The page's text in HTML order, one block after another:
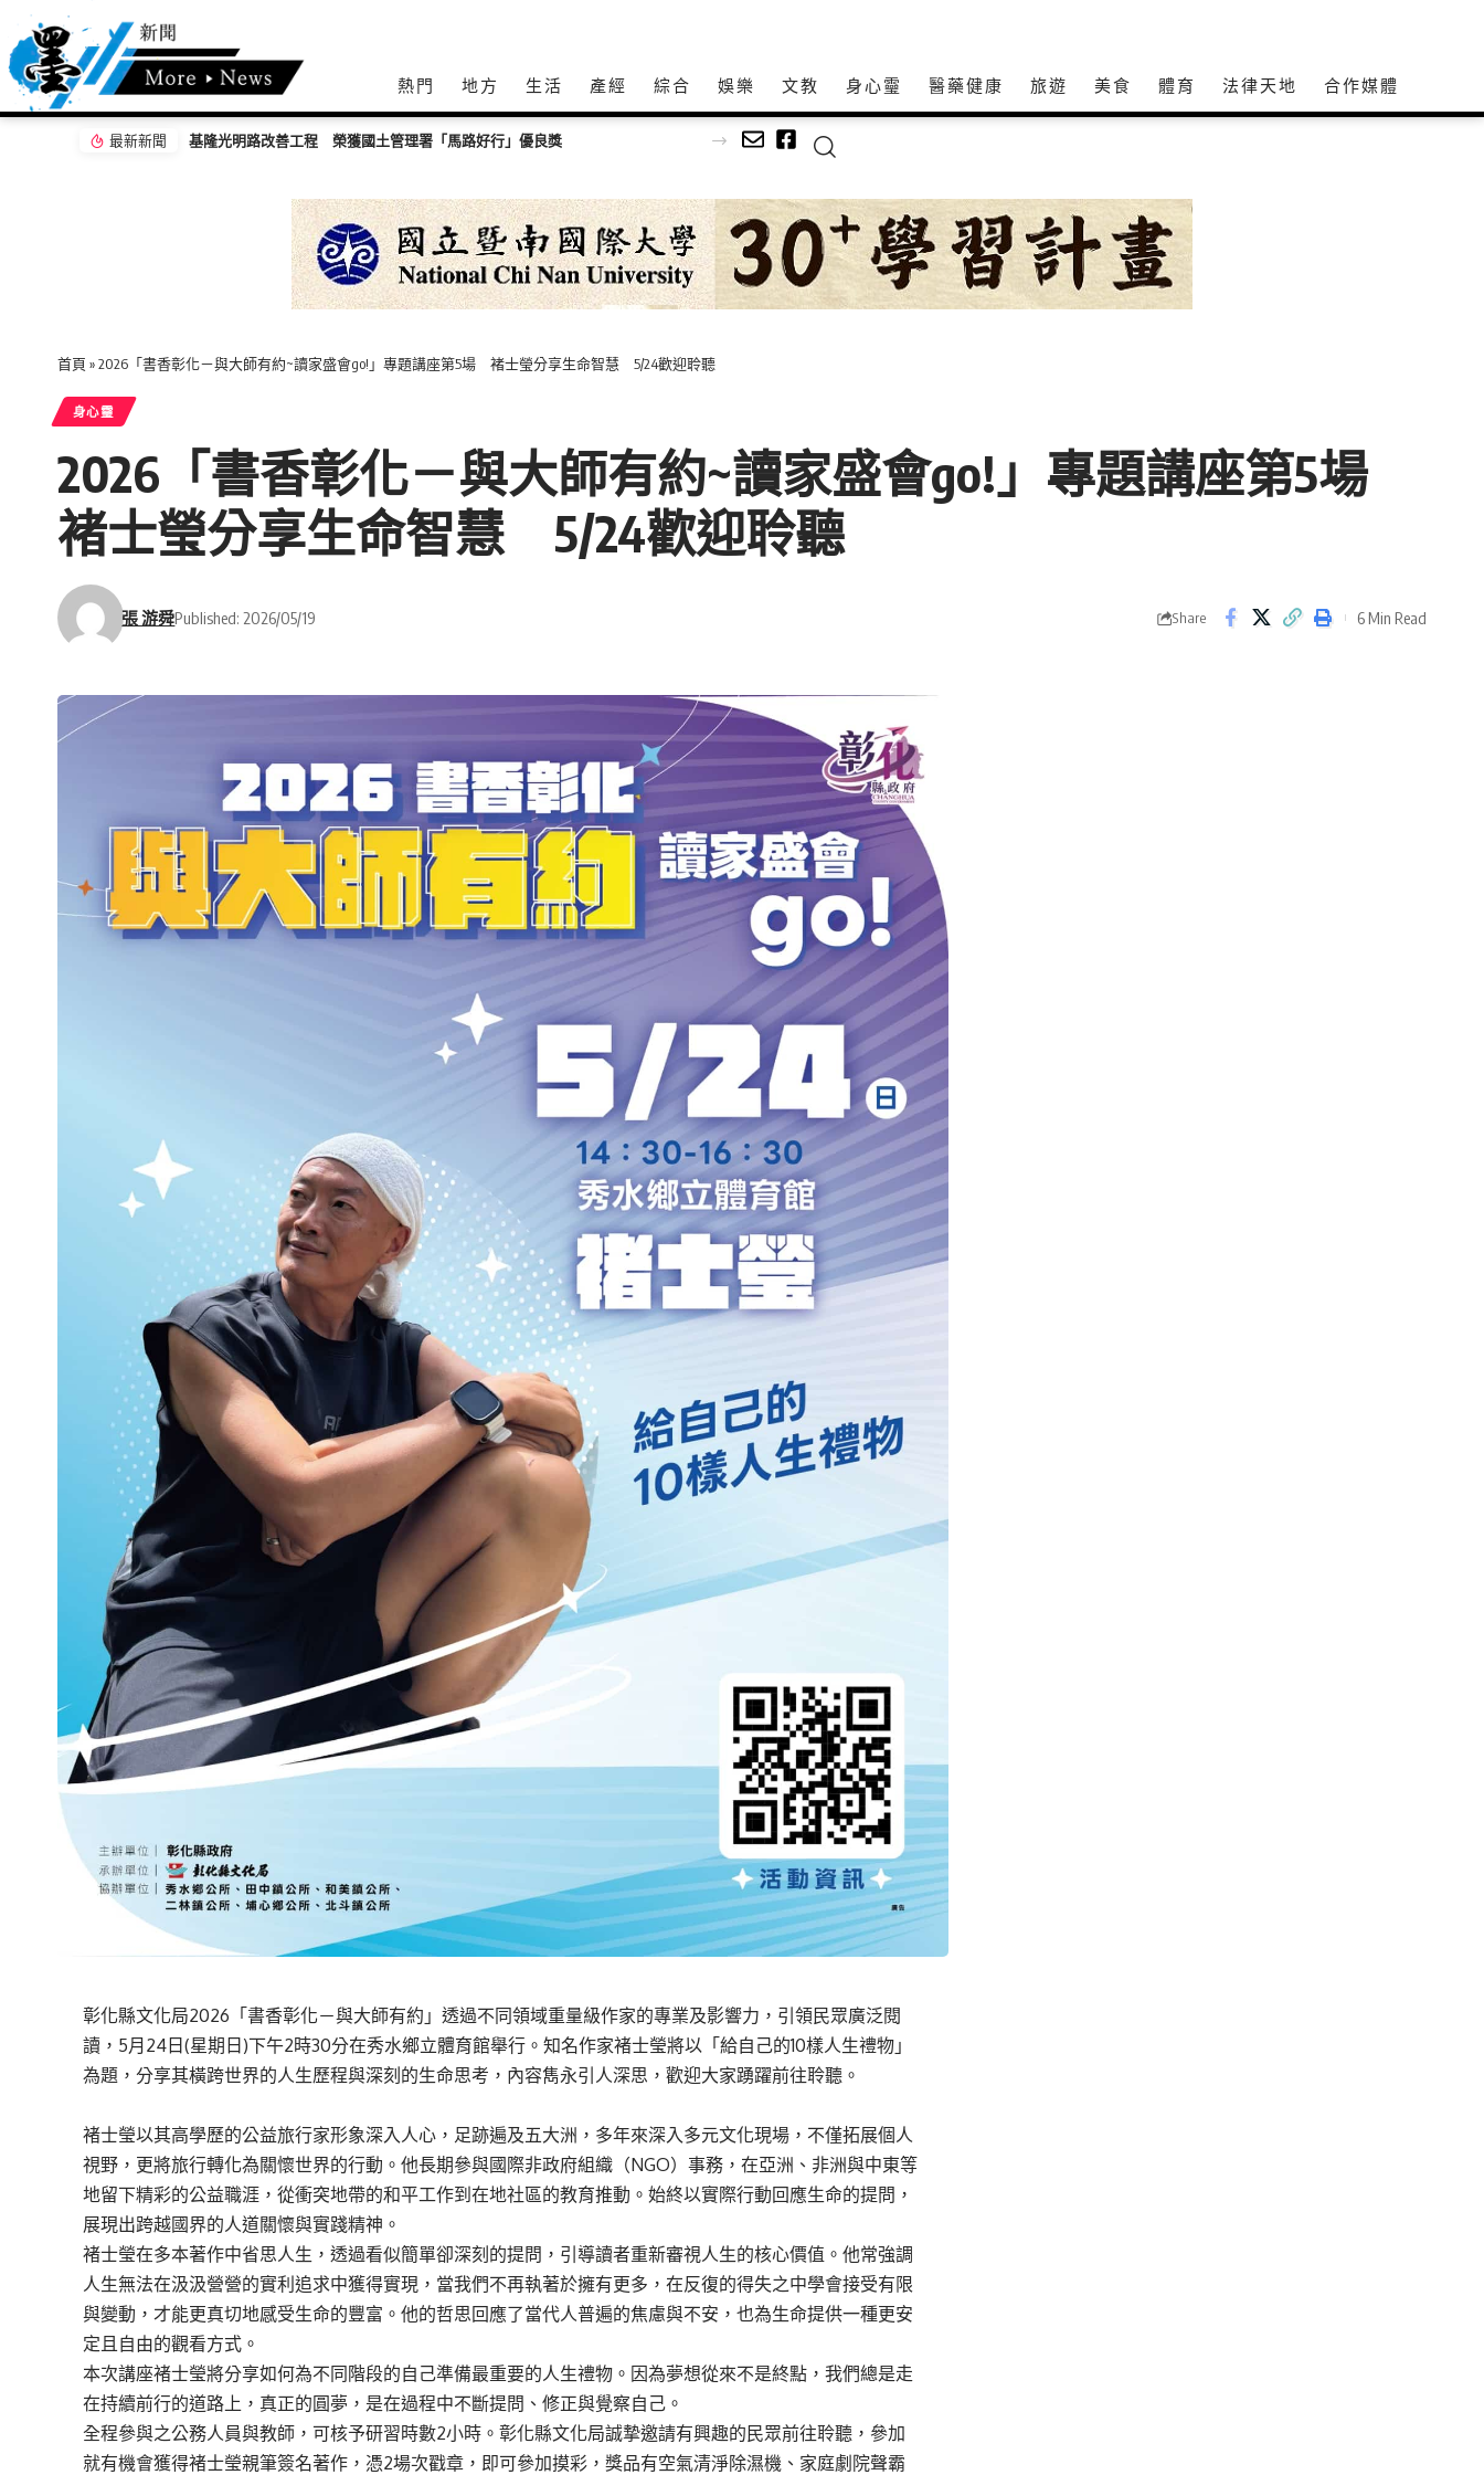
熱門 地方 生活 產經 綜合 娛樂 文教 身心𩆜 醫藥健康 旅遊 美食 體育 法律天地 合作媒體
最新新聞 基隆光明路改善工程 榮獲國土管理署「馬路好行」優良獎
首頁 »2026「書香彰化－與大師有約~讀家盛會go!」專題講座第5場 褚士瑩分享生命智慧 5/24歡迎聆聽
身心𩆜
2026「書香彰化－與大師有約~讀家盛會go!」專題講座第5場
褚士瑩分享生命智慧 5/24歡迎聆聽
張 游舜Published: 2026/05/19 Share 6 Min Read
彰化縣文化局2026「書香彰化－與大師有約」透過不同領域重量級作家的專業及影響力，引領民眾廣泛閱
讀，5月24日(星期日)下午2時30分在秀水鄉立體育館舉行。知名作家褚士瑩將以「給自己的10樣人生禮物」
為題，分享其橫跨世界的人生歷程與深刻的生命思考，內容雋永引人深思，歡迎大家踴躍前往聆聽。
褚士瑩以其高學歷的公益旅行家形象深入人心，足跡遍及五大洲，多年來深入多元文化現場，不僅拓展個人
視野，更將旅行轉化為關懷世界的行動。他長期參與國際非政府組織（NGO）事務，在亞洲、非洲與中東等
地留下精彩的公益職涯，從衝突地帶的和平工作到在地社區的教育推動。始終以實際行動回應生命的提問，
展現出跨越國界的人道關懷與實踐精神。
褚士瑩在多本著作中省思人生，透過看似簡單卻深刻的提問，引導讀者重新審視人生的核心價值。他常強調
人生無法在汲汲營營的實利追求中獲得實現，當我們不再執著於擁有更多，在反復的得失之中學會接受有限
與變動，才能更真切地感受生命的豐富。他的哲思回應了當代人普遍的焦慮與不安，也為生命提供一種更安
定且自由的觀看方式。
本次講座褚士瑩將分享如何為不同階段的自己準備最重要的人生禮物。因為夢想從來不是終點，我們總是走
在持續前行的道路上，真正的圓夢，是在過程中不斷提問、修正與覺察自己。
全程參與之公務人員與教師，可核予研習時數2小時。彰化縣文化局誠摯邀請有興趣的民眾前往聆聽，參加
就有機會獲得褚士瑩親筆簽名著作，憑2場次戳章，即可參加摸彩，獎品有空氣清淨除濕機、家庭劇院聲霸